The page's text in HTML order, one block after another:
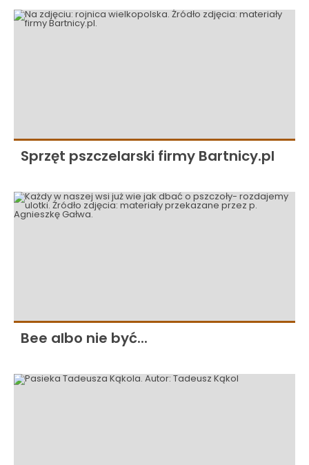
Sprzęt pszczelarski firmy Bartnicy.pl
Bee albo nie być...